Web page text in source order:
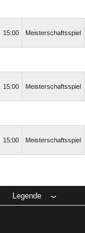
15:00 Meisterschaftsspiel
15:00 Meisterschaftsspiel
15:00 Meisterschaftsspiel
Legende